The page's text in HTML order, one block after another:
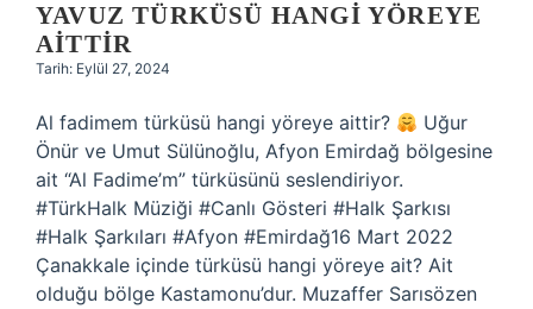
YAVUZ TÜRKÜSÜ HANGI YÖREYE
AITTIR
Tarih: Eylül 27, 2024
Al fadimem türküsü hangi yöreye aittir?
Uğur
Önür ve Umut Sülünoğlu, Afyon Emirdağ bölgesine
ait “Al Fadime’m” türküsünü seslendiriyor.
#TürkHalk Müziği #Canlı Gösteri #Halk Şarkısı
#Halk Şarkıları #Afyon #Emirdağ16 Mart 2022
Çanakkale içinde türküsü hangi yöreye ait? Ait
olduğu bölge Kastamonu’dur. Muzaffer Sarısözen